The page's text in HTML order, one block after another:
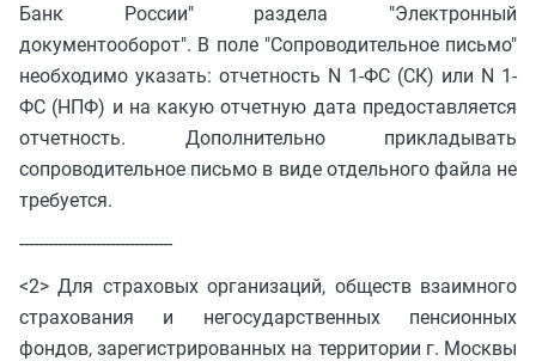
Банк России" раздела "Электронный
документооборот". В поле "Сопроводительное письмо"
необходимо указать: отчетность N 1-ФС (СК) или N 1-
ФС (НПФ) и на какую отчетную дата предоставляется
отчетность. Дополнительно прикладывать
сопроводительное письмо в виде отдельного файла не
требуется.
--------------------------------
<2> Для страховых организаций, обществ взаимного
страхования и негосударственных пенсионных
фондов, зарегистрированных на территории г. Москвы